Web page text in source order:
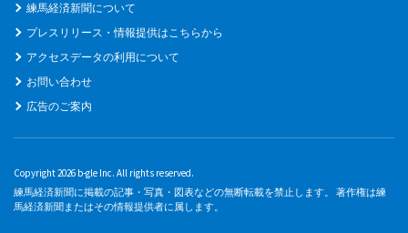
練馬経済新聞について
プレスリリース・情報提供はこちらから
アクセスデータの利用について
お問い合わせ
広告のご案内
Copyright 2026 b-gle Inc. All rights reserved.
練馬経済新聞に掲載の記事・写真・図表などの無断転載を禁止します。 著作権は練
馬経済新聞またはその情報提供者に属します。